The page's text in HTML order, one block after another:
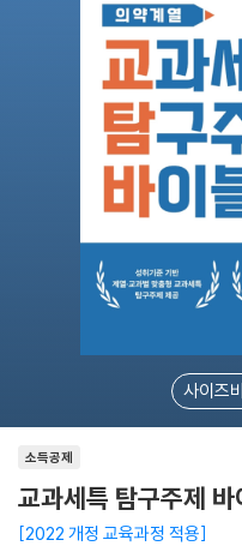
사이즈
소득공제
교과세특 탐구주제
2022 개정 교육과정 적용